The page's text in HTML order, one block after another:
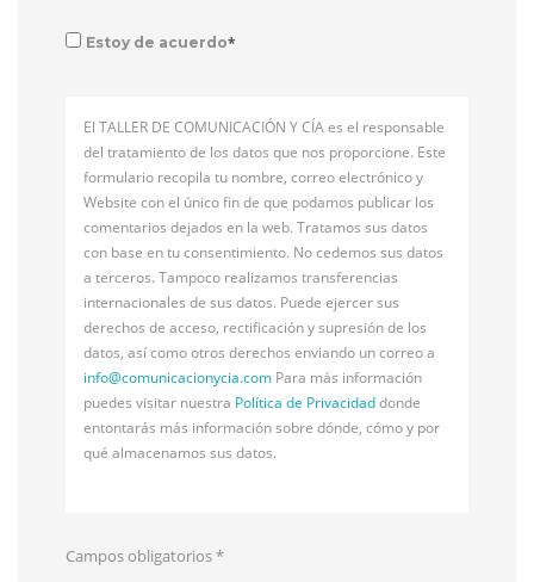
Estoy de acuerdo*
El TALLER DE COMUNICACIÓN Y CÍA es el responsable
del tratamiento de los datos que nos proporcione. Este
formulario recopila tu nombre, correo electrónico y
Website con el único fin de que podamos publicar los
comentarios dejados en la web. Tratamos sus datos
con base en tu consentimiento. No cedemos sus datos
a terceros. Tampoco realizamos transferencias
internacionales de sus datos. Puede ejercer sus
derechos de acceso, rectificación y supresión de los
datos, así como otros derechos enviando un correo a
info@comunicacionycia.com Para más información
puedes visitar nuestra Política de Privacidaddonde
entontarás más información sobre dónde, cómo y por
qué almacenamos sus datos.
Campos obligatorios*